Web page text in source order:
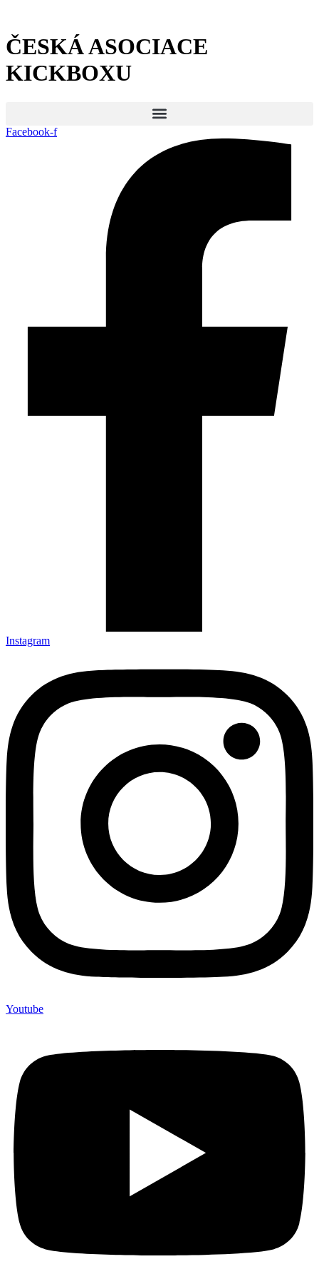
obsahu
ČESKÁ ASOCIACE
KICKBOXU
Facebook-f
Instagram
Youtube